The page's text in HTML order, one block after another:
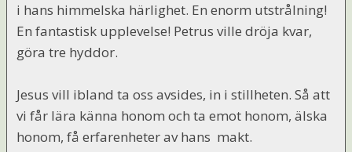
i hans himmelska härlighet. En enorm utstrålning!
En fantastisk upplevelse! Petrus ville dröja kvar,
göra tre hyddor.
Jesus vill ibland ta oss avsides, in i stillheten. Så att
vi får lära känna honom och ta emot honom, älska
honom, få erfarenheter av hans makt.